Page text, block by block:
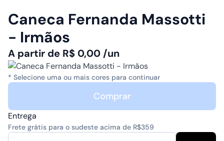
Caneca Fernanda Massotti
- Irmãos
A partir de R$ 0,00 /un
* Selecione uma ou mais cores para continuar
Comprar
Entrega
Frete grátis para o sudeste acima de R$359